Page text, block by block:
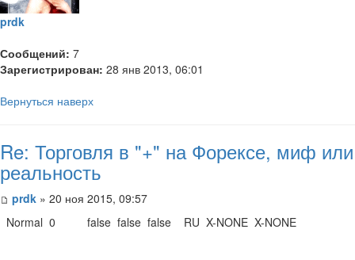
prdk
Сообщений: 7
Зарегистрирован: 28 янв 2013, 06:01
Вернуться наверх
Re: Торговля в "+" на Форексе, миф или
реальность
prdk » 20 ноя 2015, 09:57
Normal 0 false false false RU X-NONE X-NONE